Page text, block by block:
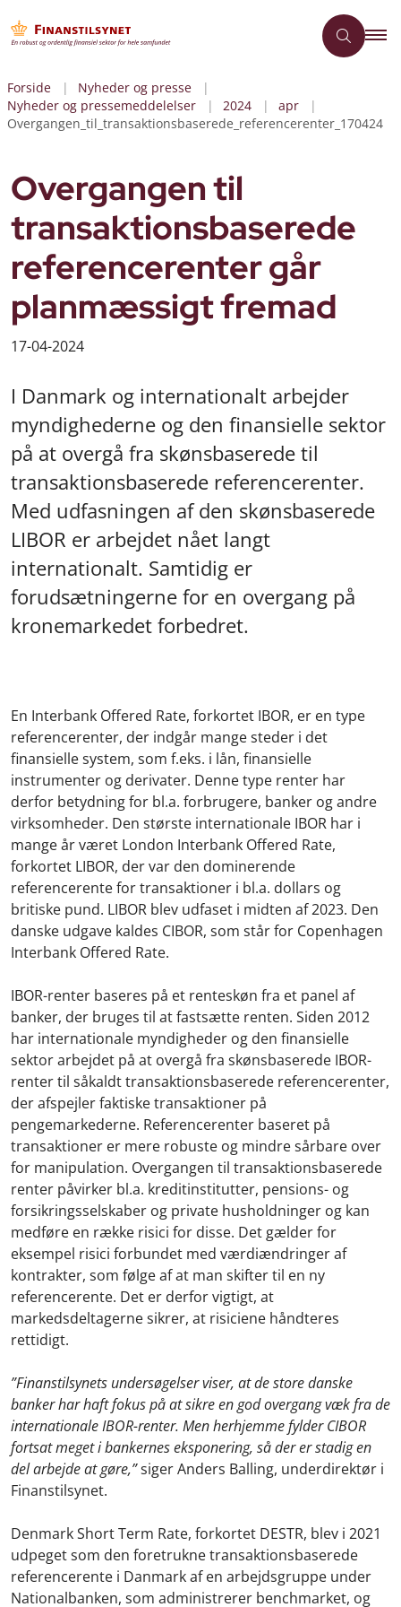
Forside
Nyheder og presse
Nyheder og pressemeddelelser
2024
apr
Overgangen_til_transaktionsbaserede_referencerenter_170424
Overgangen til
transaktionsbaserede
referencerenter går
planmæssigt fremad
17-04-2024
I Danmark og internationalt arbejder
myndighederne og den finansielle sektor
på at overgå fra skønsbaserede til
transaktionsbaserede referencerenter.
Med udfasningen af den skønsbaserede
LIBOR er arbejdet nået langt
internationalt. Samtidig er
forudsætningerne for en overgang på
kronemarkedet forbedret.
En Interbank Offered Rate, forkortet IBOR, er en type
referencerenter, der indgår mange steder i det
finansielle system, som f.eks. i lån, finansielle
instrumenter og derivater. Denne type renter har
derfor betydning for bl.a. forbrugere, banker og andre
virksomheder. Den største internationale IBOR har i
mange år været London Interbank Offered Rate,
forkortet LIBOR, der var den dominerende
referencerente for transaktioner i bl.a. dollars og
britiske pund. LIBOR blev udfaset i midten af 2023. Den
danske udgave kaldes CIBOR, som står for Copenhagen
Interbank Offered Rate.
IBOR-renter baseres på et renteskøn fra et panel af
banker, der bruges til at fastsætte renten. Siden 2012
har internationale myndigheder og den finansielle
sektor arbejdet på at overgå fra skønsbaserede IBOR-
renter til såkaldt transaktionsbaserede referencerenter,
der afspejler faktiske transaktioner på
pengemarkederne. Referencerenter baseret på
transaktioner er mere robuste og mindre sårbare over
for manipulation. Overgangen til transaktionsbaserede
renter påvirker bl.a. kreditinstitutter, pensions- og
forsikringsselskaber og private husholdninger og kan
medføre en række risici for disse. Det gælder for
eksempel risici forbundet med værdiændringer af
kontrakter, som følge af at man skifter til en ny
referencerente. Det er derfor vigtigt, at
markedsdeltagerne sikrer, at risiciene håndteres
rettidigt.
”Finanstilsynets undersøgelser viser, at de store danske
banker har haft fokus på at sikre en god overgang væk fra de
internationale IBOR-renter. Men herhjemme fylder CIBOR
fortsat meget i bankernes eksponering, så der er stadig en
del arbejde at gøre,”siger Anders Balling, underdirektør i
Finanstilsynet.
Denmark Short Term Rate, forkortet DESTR, blev i 2021
udpeget som den foretrukne transaktionsbaserede
referencerente i Danmark af en arbejdsgruppe under
Nationalbanken, som administrerer benchmarket, og